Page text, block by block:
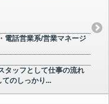
電話営業系/営業マネージ
タッフとして仕事の流れ
のしっかり...